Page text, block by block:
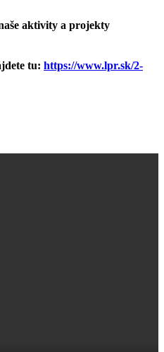
aktivity a projekty
tu: https://www.lpr.sk/2-